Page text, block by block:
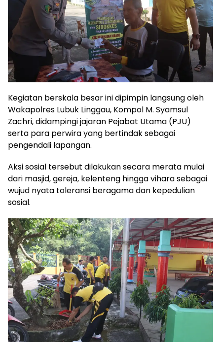
Kegiatan berskala besar ini dipimpin langsung oleh
Wakapolres Lubuk Linggau, Kompol M. Syamsul
Zachri, didampingi jajaran Pejabat Utama (PJU)
serta para perwira yang bertindak sebagai
pengendali lapangan.
Aksi sosial tersebut dilakukan secara merata mulai
dari masjid, gereja, kelenteng hingga vihara sebagai
wujud nyata toleransi beragama dan kepedulian
sosial.